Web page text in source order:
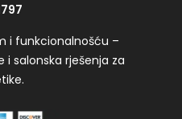
i funkcionalnošću –
salonska rješenja za